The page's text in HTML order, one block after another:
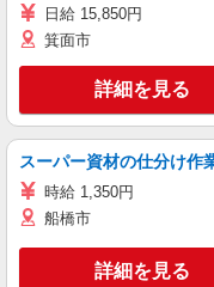
日給 15,850円
箕面市
詳細を見る
スーパー資材の仕分け作
時給 1,350円
船橋市
詳細を見る